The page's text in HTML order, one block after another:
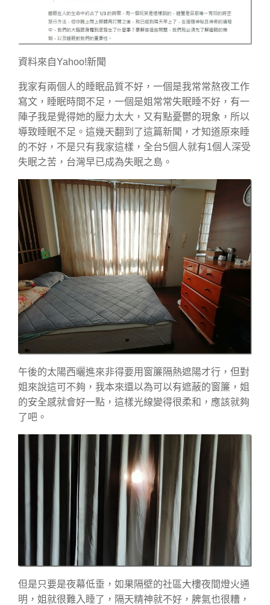
資料來自Yahoo!新聞
我家有兩個人的睡眠品質不好，一個是我常常熬夜工作
寫文，睡眠時間不足，一個是姐常常失眠睡不好，有一
陣子我是覺得她的壓力太大，又有點憂鬱的現象，所以
導致睡眠不足。這幾天翻到了這篇新聞，才知道原來睡
的不好，不是只有我家這樣，全台5個人就有1個人深受
失眠之苦，台灣早已成為失眠之島。
午後的太陽西曬進來非得要用窗簾隔熱遮陽才行，但對
姐來說這可不夠，我本來還以為可以有遮蔽的窗簾，姐
的安全感就會好一點，這樣光線變得很柔和，應該就夠
了吧。
但是只要是夜幕低垂，如果隔壁的社區大樓夜間燈火通
明，姐就很難入睡了，隔天精神就不好，脾氣也很糟，